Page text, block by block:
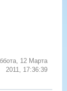
12 Марта
2011, 17:36:39